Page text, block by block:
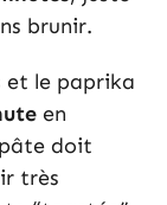
brunir.
le paprika
en
doit
très